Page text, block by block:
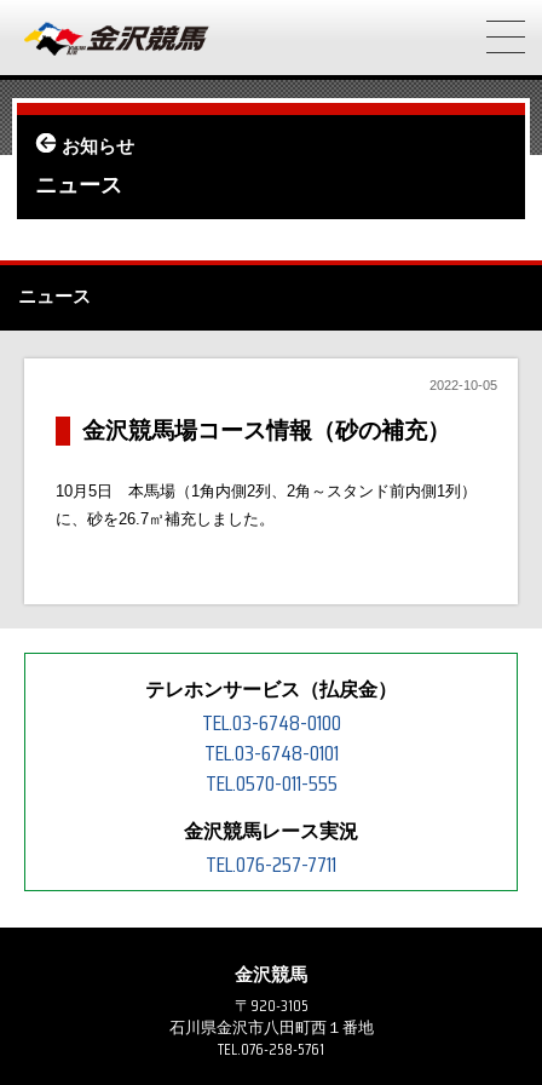
お知らせ
ニュース
ニュース
2022-10-05
金沢競馬場コース情報（砂の補充）
10月5日 本馬場（1角内側2列、2角～スタンド前内側1列）
に、砂を26.7㎥補充しました。
テレホンサービス（払戻金）
TEL.03-6748-0100
TEL.03-6748-0101
TEL.0570-011-555
金沢競馬レース実況
TEL.076-257-7711
金沢競馬
〒920-3105
石川県金沢市八田町西１番地
TEL.076-258-5761